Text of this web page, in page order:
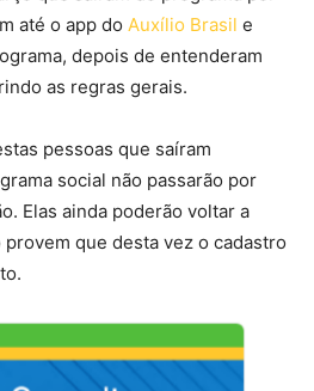
até o app do Auxílio Brasil e
depois de entenderam
as regras gerais.
pessoas que saíram
social não passarão por
Elas ainda poderão voltar a
que desta vez o cadastro